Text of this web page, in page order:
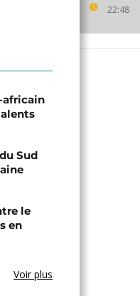
22:48
africain
Sud
le
en
Voir plus